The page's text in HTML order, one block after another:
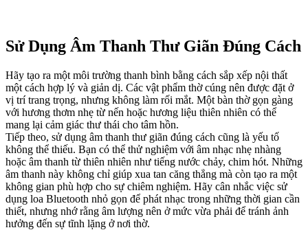
Sử Dụng Âm Thanh Thư Giãn Đúng Cách
Hãy tạo ra một môi trường thanh bình bằng cách sắp xếp nội thất
một cách hợp lý và giản dị. Các vật phẩm thờ cúng nên được đặt ở
vị trí trang trọng, nhưng không làm rối mắt. Một bàn thờ gọn gàng
với hương thơm nhẹ từ nến hoặc hương liệu thiên nhiên có thể
mang lại cảm giác thư thái cho tâm hồn.
Tiếp theo, sử dụng âm thanh thư giãn đúng cách cũng là yếu tố
không thể thiếu. Bạn có thể thử nghiệm với âm nhạc nhẹ nhàng
hoặc âm thanh từ thiên nhiên như tiếng nước chảy, chim hót. Những
âm thanh này không chỉ giúp xua tan căng thẳng mà còn tạo ra một
không gian phù hợp cho sự chiêm nghiệm. Hãy cân nhắc việc sử
dụng loa Bluetooth nhỏ gọn để phát nhạc trong những thời gian cần
thiết, nhưng nhớ rằng âm lượng nên ở mức vừa phải để tránh ảnh
hưởng đến sự tĩnh lặng ở nơi thờ.